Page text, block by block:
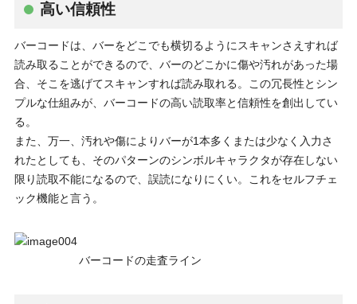
高い信頼性
バーコードは、バーをどこでも横切るようにスキャンさえすれば
読み取ることができるので、バーのどこかに傷や汚れがあった場
合、そこを逃げてスキャンすれば読み取れる。この冗長性とシン
プルな仕組みが、バーコードの高い読取率と信頼性を創出してい
る。
また、万一、汚れや傷によりバーが1本多くまたは少なく入力さ
れたとしても、そのパターンのシンボルキャラクタが存在しない
限り読取不能になるので、誤読になりにくい。これをセルフチェ
ック機能と言う。
バーコードの走査ライン